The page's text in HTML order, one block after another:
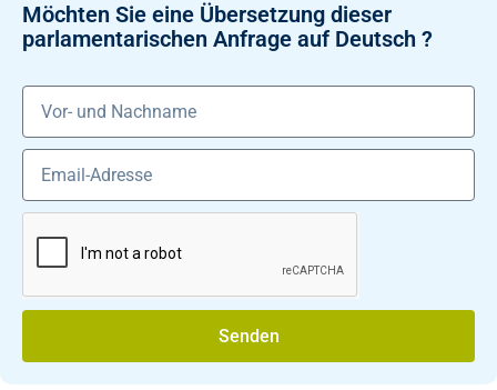
Möchten Sie eine Übersetzung dieser
parlamentarischen Anfrage auf Deutsch ?
Senden